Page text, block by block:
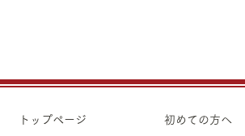
り価格のご案内です。 金 K24イ
ップ ¥21,530 K22
トップページ 初めての方へ